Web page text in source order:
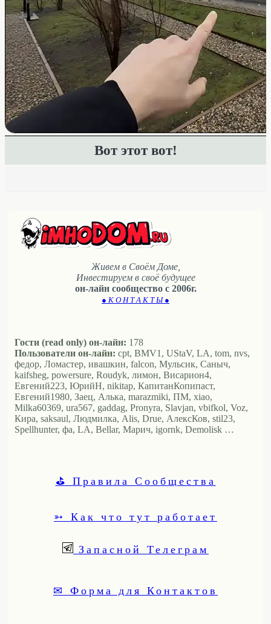
Вот этот вот!
Живем в Своём Доме,
Инвестируем в своё будущее
он-лайн сообщество с 2006г.
● К О Н Т А К Т Ы ●
Гости (read only) он-лайн: 178
Пользователи он-лайн: cpt, BMV1, UStaV, LA, tom, nvs,
федор, Ломастер, ивашкин, falcon, Мульсик, Саныч,
kaifsheg, powersure, Roudyk, лимон, Висариoн4,
Евгений223, ЮрийН, nikitap, КапитанКопипаст,
Евгений1980, Заец, Алька, marazmiki, ПМ, xiao,
Milka60369, ura567, gaddag, Pronyra, Slavjan, vbifkol, Voz,
Кира, saksaul, Людмилка, Alis, Drue, АлексКов, stil23,
Spellhunter, фа, LA, Bellar, Марич, igornk, Demolisk …
⛳ Правила Сообщества
➳ Как что тут работает
Запасной Телеграм
✉ Форма для Контактов